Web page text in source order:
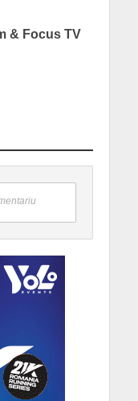
& Focus TV